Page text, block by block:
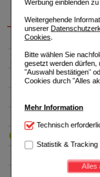
Werbung einblenden
Weitergehende
unserer
Cookies.
Bitte wählen Sie
gesetzt werden dürfen,
"Auswahl bestätigen"
Cookies durch "Alles
Mehr Information
Technisch Notwendig:
Website notwendig
Kundenkonto), weshalb
werden kann.
Technisch
Statistik & Tracking
Alles